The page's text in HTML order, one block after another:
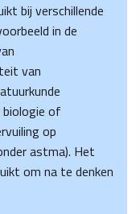
bij verschillende
in de
van
of
op
astma). Het
om na te denken